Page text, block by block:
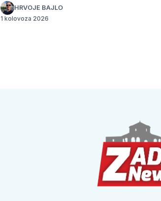
HRVOJE BAJLO
1 kolovoza 2026